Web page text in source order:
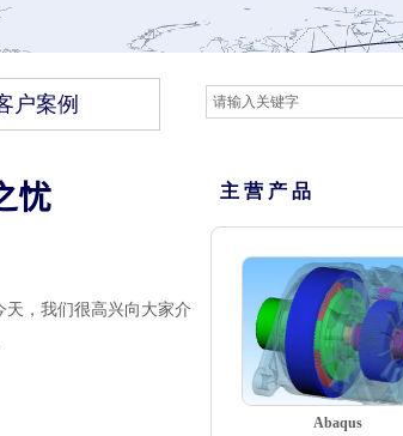
户案例
忧
，我们很高兴向大家介
主 营 产 品
Abaqus